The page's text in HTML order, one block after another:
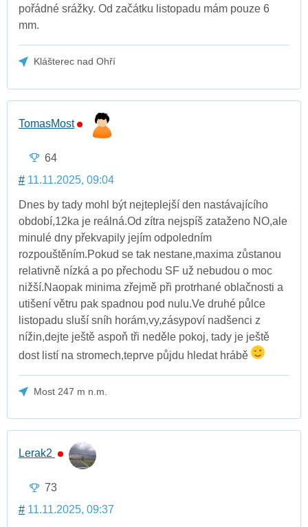
pořádné srážky. Od začátku listopadu mám pouze 6
mm.
Klášterec nad Ohří
TomasMost
64
# 11.11.2025, 09:04
Dnes by tady mohl být nejteplejší den nastávajícího
období,12ka je reálná.Od zítra nejspíš zataženo NO,ale
minulé dny překvapily jejím odpoledním
rozpouštěním.Pokud se tak nestane,maxima zůstanou
relativně nízká a po přechodu SF už nebudou o moc
nižší.Naopak minima zřejmě při protrhané oblačnosti a
utišení větru pak spadnou pod nulu.Ve druhé půlce
listopadu sluší sníh horám,vy,zásypoví nadšenci z
nížin,dejte ještě aspoň tři neděle pokoj, tady je ještě
dost listí na stromech,teprve půjdu hledat hrábě
Most 247 m n.m.
Lerak2
73
# 11.11.2025, 09:37